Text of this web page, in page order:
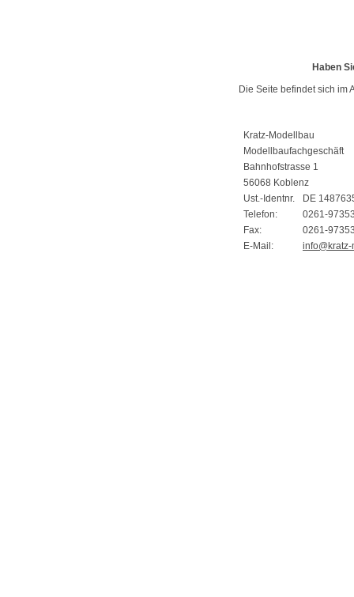
Haben
Die Seite befindet sich im
Kratz-Modellbau
Modellbaufachgeschäft
Bahnhofstrasse 1
56068 Koblenz
Ust.-Identnr.
DE
Telefon:
0261-
Fax:
0261-
E-Mail: